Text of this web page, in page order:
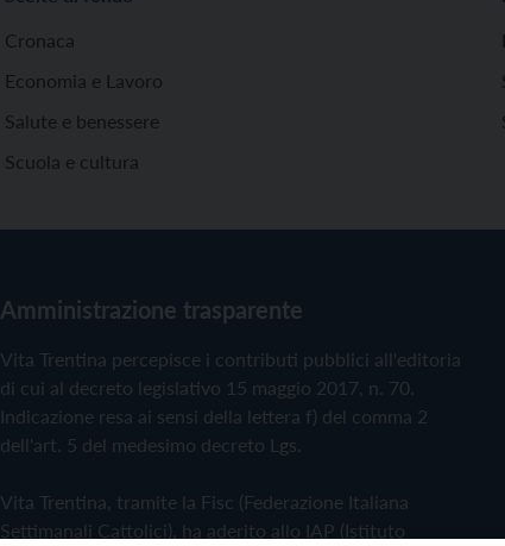
Cronaca
Economia e Lavoro
Salute e benessere
Scuola e cultura
Amministrazione trasparente
Vita Trentina percepisce i contributi pubblici all'editoria
di cui al decreto legislativo 15 maggio 2017, n. 70.
Indicazione resa ai sensi della lettera f) del comma 2
dell'art. 5 del medesimo decreto Lgs.
Vita Trentina, tramite la Fisc (Federazione Italiana
Settimanali Cattolici), ha aderito allo IAP (Istituto